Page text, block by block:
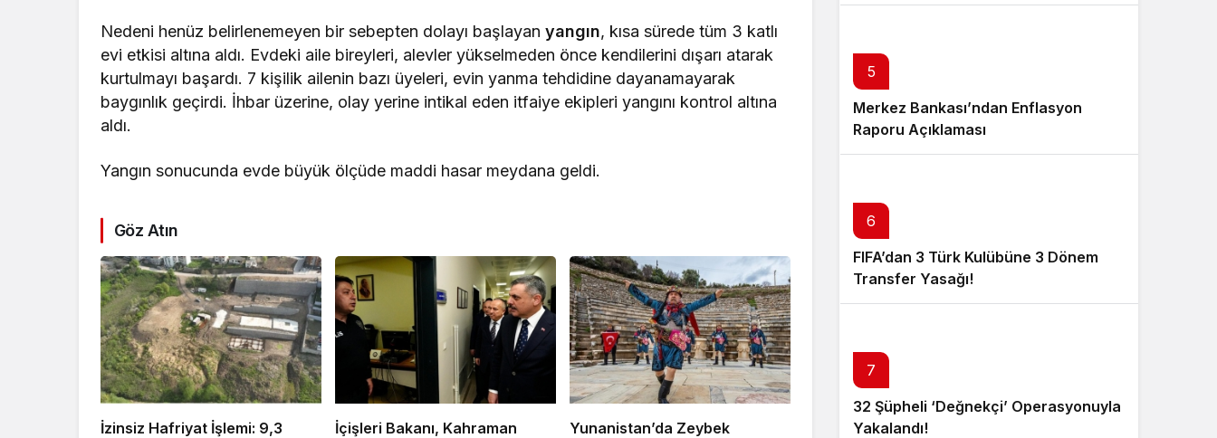
Nedeni henüz belirlenemeyen bir sebepten dolayı başlayanyangın, kısa sürede tüm 3 katlı
evi etkisi altına aldı. Evdeki aile bireyleri, alevler yükselmeden önce kendilerini dışarı atarak
kurtulmayı başardı. 7 kişilik ailenin bazı üyeleri, evin yanma tehdidine dayanamayarak
baygınlık geçirdi. İhbar üzerine, olay yerine intikal eden itfaiye ekipleri yangını kontrol altına
aldı.
Yangın sonucunda evde büyük ölçüde maddi hasar meydana geldi.
Göz Atın
İzinsiz Hafriyat İşlemi: 9,3
İçişleri Bakanı, Kahraman
Yunanistan’da Zeybek
5
Merkez Bankası’ndan Enflasyon
Raporu Açıklaması
6
FIFA’dan 3 Türk Kulübüne 3 Dönem
Transfer Yasağı!
7
32 Şüpheli ‘Değnekçi’ Operasyonuyla
Yakalandı!